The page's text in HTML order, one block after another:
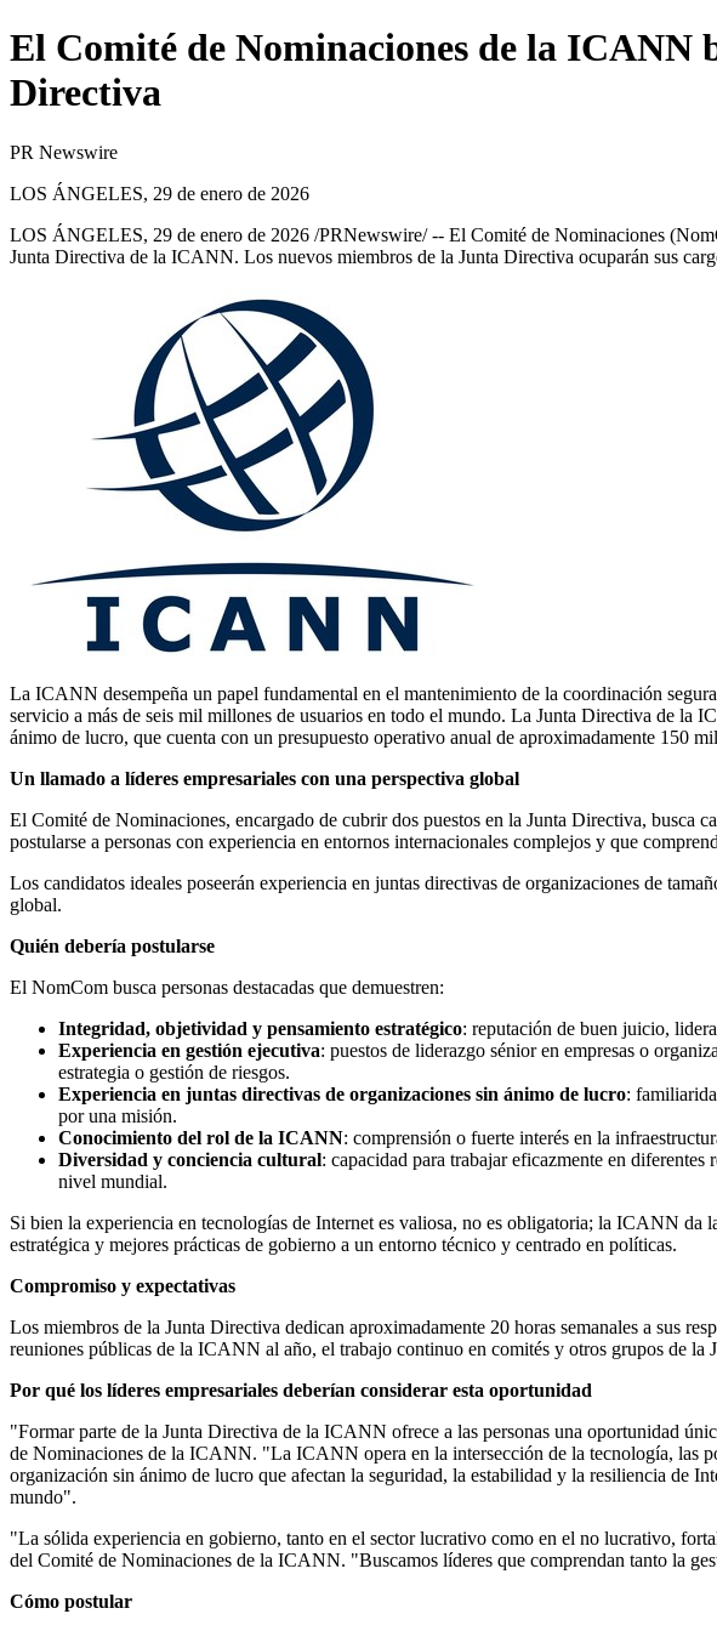
El Comité de Nominaciones de la ICANN
Directiva
PR Newswire
LOS ÁNGELES, 29 de enero de 2026
LOS ÁNGELES, 29 de enero de 2026 /PRNewswire/ -- El Comité de Nominaciones
Junta Directiva de la ICANN. Los nuevos miembros de la Junta Directiva ocuparán sus
La ICANN desempeña un papel fundamental en el mantenimiento de la coordinación
servicio a más de seis mil millones de usuarios en todo el mundo. La Junta Directiva de
ánimo de lucro, que cuenta con un presupuesto operativo anual de aproximadamente 150
Un llamado a líderes empresariales con una perspectiva global
El Comité de Nominaciones, encargado de cubrir dos puestos en la Junta Directiva, busca
postularse a personas con experiencia en entornos internacionales complejos y que
Los candidatos ideales poseerán experiencia en juntas directivas de organizaciones de
global.
Quién debería postularse
El NomCom busca personas destacadas que demuestren:
Integridad, objetividad y pensamiento estratégico: reputación de buen juicio,
Experiencia en gestión ejecutiva: puestos de liderazgo sénior en empresas o
estrategia o gestión de riesgos.
Experiencia en juntas directivas de organizaciones sin ánimo de lucro:
por una misión.
Conocimiento del rol de la ICANN: comprensión o fuerte interés en la
Diversidad y conciencia cultural: capacidad para trabajar eficazmente en
nivel mundial.
Si bien la experiencia en tecnologías de Internet es valiosa, no es obligatoria; la ICANN da
estratégica y mejores prácticas de gobierno a un entorno técnico y centrado en políticas.
Compromiso y expectativas
Los miembros de la Junta Directiva dedican aproximadamente 20 horas semanales a sus
reuniones públicas de la ICANN al año, el trabajo continuo en comités y otros grupos de
Por qué los líderes empresariales deberían considerar esta oportunidad
"Formar parte de la Junta Directiva de la ICANN ofrece a las personas una oportunidad
de Nominaciones de la ICANN. "La ICANN opera en la intersección de la tecnología, las
organización sin ánimo de lucro que afectan la seguridad, la estabilidad y la resiliencia de
mundo".
"La sólida experiencia en gobierno, tanto en el sector lucrativo como en el no lucrativo,
del Comité de Nominaciones de la ICANN. "Buscamos líderes que comprendan tanto la
Cómo postular